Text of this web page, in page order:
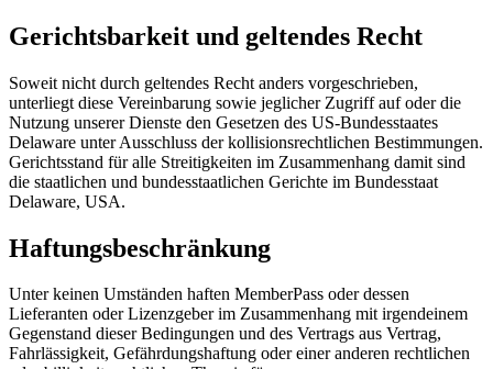
Gerichtsbarkeit und geltendes Recht
Soweit nicht durch geltendes Recht anders vorgeschrieben,
unterliegt diese Vereinbarung sowie jeglicher Zugriff auf oder die
Nutzung unserer Dienste den Gesetzen des US-Bundesstaates
Delaware unter Ausschluss der kollisionsrechtlichen Bestimmungen.
Gerichtsstand für alle Streitigkeiten im Zusammenhang damit sind
die staatlichen und bundesstaatlichen Gerichte im Bundesstaat
Delaware, USA.
Haftungsbeschränkung
Unter keinen Umständen haften MemberPass oder dessen
Lieferanten oder Lizenzgeber im Zusammenhang mit irgendeinem
Gegenstand dieser Bedingungen und des Vertrags aus Vertrag,
Fahrlässigkeit, Gefährdungshaftung oder einer anderen rechtlichen